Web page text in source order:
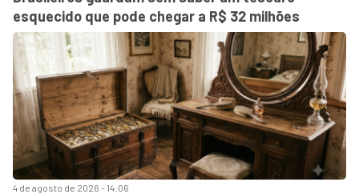
4 de agosto de 2026 - 14:06
esquecido que pode chegar a R$ 32 milhões